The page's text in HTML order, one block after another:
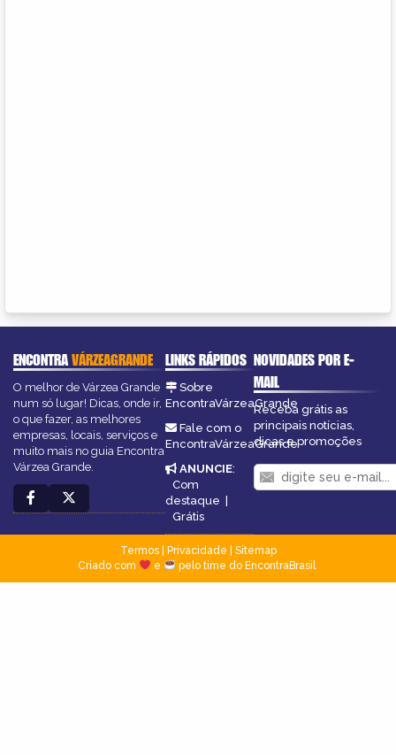
ENCONTRAVÁRZEAGRANDE
O melhor de Várzea Grande
num só lugar! Dicas, onde ir,
o que fazer, as melhores
empresas, locais, serviços e
muito mais no guia Encontra
Várzea Grande.
LINKS RÁPIDOS
Sobre
EncontraVárzeaGrande
Fale com o
EncontraVárzeaGrande
ANUNCIE:
Com
destaque |
Grátis
NOVIDADES POR E-
MAIL
Receba grátis as
principais notícias,
dicas e promoções
Termos| Privacidade
Sitemap
Criado com
e pelo time do EncontraBrasil